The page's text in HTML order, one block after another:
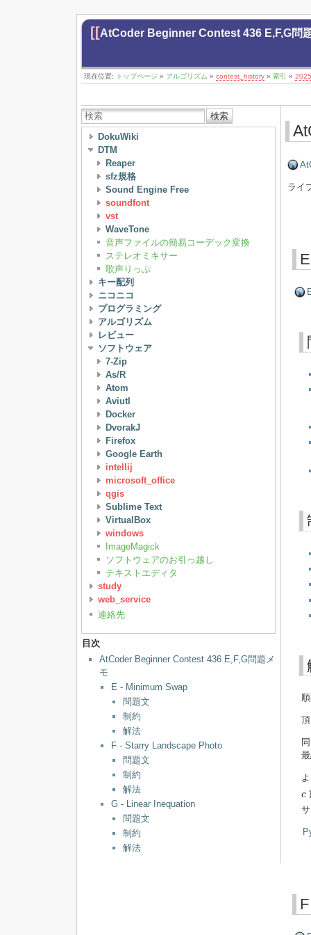
[[AtCoder Beginner Contest 436 E,F,G問
現在位置: トップページ » アルゴリズム » contest_history » 索引 » 2025
検索
DokuWiki
DTM
Reaper
sfz規格
Sound Engine Free
soundfont
vst
WaveTone
音声ファイルの簡易コーデック変換
ステレオミキサー
歌声りっぷ
キー配列
ニコニコ
プログラミング
アルゴリズム
レビュー
ソフトウェア
7-Zip
As/R
Atom
Aviutl
Docker
DvorakJ
Firefox
Google Earth
intellij
microsoft_office
qgis
Sublime Text
VirtualBox
windows
ImageMagick
ソフトウェアのお引っ越し
テキストエディタ
study
web_service
連絡先
目次
AtCoder Beginner Contest 436 E,F,G問題メ
モ
E - Minimum Swap
問題文
制約
解法
F - Starry Landscape Photo
問題文
制約
解法
G - Linear Inequation
問題文
制約
解法
ライ
c
c